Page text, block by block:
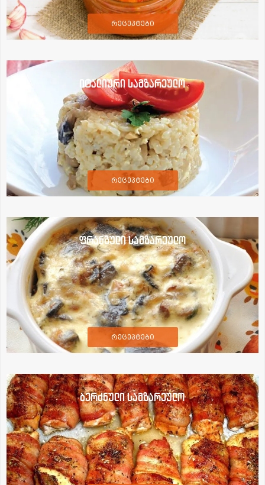
რეცეპტები
იტალიური სამზარეულო
რეცეპტები
ფრანგული სამზარეულო
რეცეპტები
ბერძნული სამზარეულო